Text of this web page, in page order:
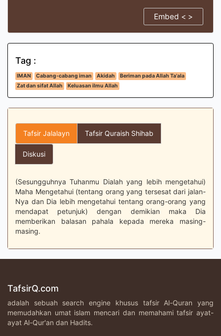
Embed < >
Tag :
IMAN Cabang-cabang iman Akidah
Beriman pada Allah Ta'ala
Zat dan sifat Allah
Keluasan ilmu Allah
Tafsir Jalalayn Tafsir Quraish Shihab
Diskusi
(Sesungguhnya Tuhanmu Dialah yang lebih mengetahui)
Maha Mengetahui (tentang orang yang tersesat dari jalan-
Nya dan Dia lebih mengetahui tentang orang-orang yang
mendapat petunjuk) dengan demikian maka Dia
memberikan balasan pahala kepada mereka masing-
masing.
TafsirQ.com
adalah sebuah search engine khusus tafsir Al-Quran yang
memudahkan umat islam mencari dan memahami tafsir ayat-
ayat Al-Qur'an dan Hadits.